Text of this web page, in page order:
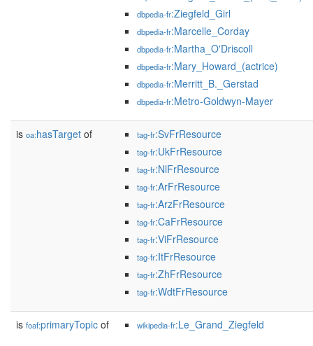
dbpedia-fr:Ziegfeld_Girl
dbpedia-fr:Marcelle_Corday
dbpedia-fr:Martha_O'Driscoll
dbpedia-fr:Mary_Howard_(actrice)
dbpedia-fr:Merritt_B._Gerstad
dbpedia-fr:Metro-Goldwyn-Mayer
is oa:hasTarget of tag-fr:SvFrResource
tag-fr:UkFrResource
tag-fr:NlFrResource
tag-fr:ArFrResource
tag-fr:ArzFrResource
tag-fr:CaFrResource
tag-fr:ViFrResource
tag-fr:ItFrResource
tag-fr:ZhFrResource
tag-fr:WdtFrResource
is foaf:primaryTopic of wikipedia-fr:Le_Grand_Ziegfeld